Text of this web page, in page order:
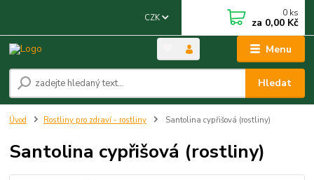
Menu
CZK
Hledat
0 ks
za 0,00 Kč
Úvod Rostliny pro zdraví - rostliny Santolina cypřišová (rostliny)
Santolina cypřišová (rostliny)